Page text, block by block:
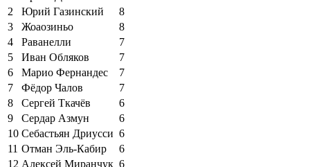
2
Юрий Газинский
8
3
Жоаозиньо
8
4
Раванелли
7
5
Иван Обляков
7
6
Марио Фернандес
7
7
Фёдор Чалов
7
8
Сергей Ткачёв
6
9
Сердар Азмун
6
10 Себастьян Дриусси 6
11 Отман Эль-Кабир
6
12 Алексей Миранчук 6